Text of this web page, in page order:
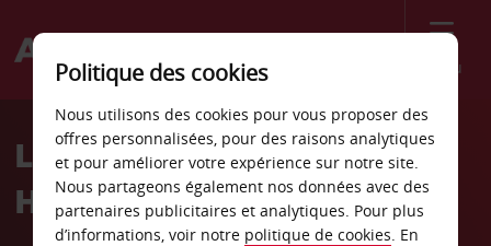
Menu
Welcome
AvisLocation de voiture
Hagerstown
Politique des cookies
Nous utilisons des cookies pour vous proposer des
offres personnalisées, pour des raisons analytiques
et pour améliorer votre expérience sur notre site.
Nous partageons également nos données avec des
partenaires publicitaires et analytiques. Pour plus
d’informations, voir notre politique de cookies. En